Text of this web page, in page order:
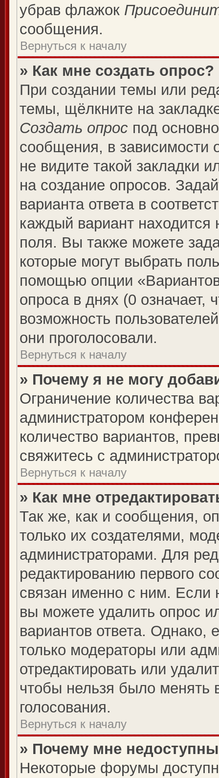
убрав флажок
сообщения.
Вернуться к началу
» Как мне создать опрос?
При создании темы или
темы, щёлкните на
Создать опрос под
сообщения, в зависимости
не видите такой закладки
на создание опросов.
варианта ответа в
каждый вариант находится
поля. Вы также можете
которые могут выбрать
помощью опции
опроса в днях (0 означает,
возможность
они проголосовали.
Вернуться к началу
» Почему я не могу
Ограничение количества
администратором
количество вариантов,
свяжитесь с
Вернуться к началу
» Как мне
Так же, как и сообщения,
только их создателями,
администраторами. Для
редактированию первого
связан именно с ним. Если
вы можете удалить опрос
вариантов ответа. Однако,
только модераторы или
отредактировать или
чтобы нельзя было менять
голосования.
Вернуться к началу
» Почему мне
Некоторые форумы